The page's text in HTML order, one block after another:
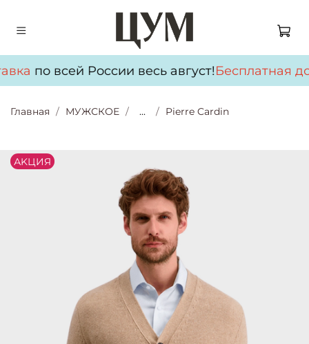
по всей России весь август!Бесплатная
Главная МУЖСКОЕ ... Pierre Cardin
АKЦИЯ